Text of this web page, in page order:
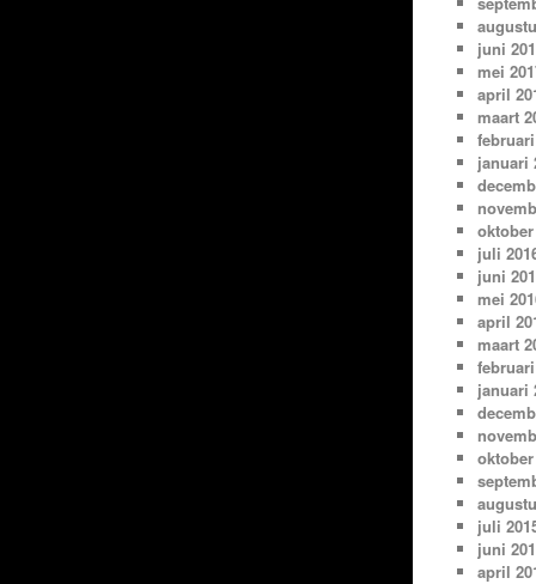
juni
mei
april
maart
januari
oktober
juli
juni
mei
april
maart
januari
oktober
juli
juni
april